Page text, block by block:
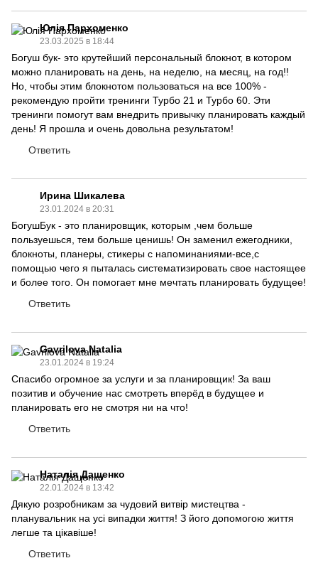
Юлія Пархоменко
23.03.2025 в 18:44
Богуш бук- это крутейший персональный блокнот, в котором
можно планировать на день, на неделю, на месяц, на год!!
Но, чтобы этим блокнотом пользоваться на все 100% -
рекомендую пройти тренинги Турбо 21 и Турбо 60. Эти
тренинги помогут вам внедрить привычку планировать каждый
день! Я прошла и очень довольна результатом!
Ответить
Ирина Шикалева
23.01.2024 в 20:31
БогушБук - это планировщик, которым ,чем больше
пользуешься, тем больше ценишь! Он заменил ежегодники,
блокноты, планеры, стикеры с напоминаниями-все,с
помощью чего я пыталась систематизировать свое настоящее
и более того. Он помогает мне мечтать планировать будущее!
Ответить
Gavrilova Natalia
23.01.2024 в 19:24
Спасибо огромное за услуги и за планировщик! За ваш
позитив и обучение нас смотреть вперёд в будущее и
планировать его не смотря ни на что!
Ответить
Наталія Дащенко
22.01.2024 в 13:42
Дякую розробникам за чудовий витвір мистецтва -
планувальник на усі випадки життя! З його допомогою життя
легше та цікавіше!
Ответить